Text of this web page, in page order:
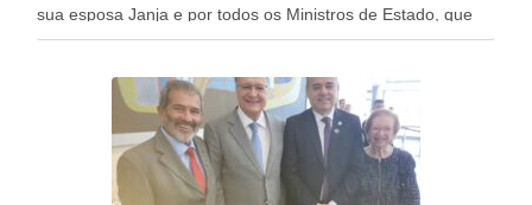
sua esposa Janja e por todos os Ministros de Estado, que
estavam presentes, nos Desfiles da Independência da
outros desfiles, na Esplanada dos Ministérios, disse ter sido
o deste ano, o maior e o mais organizado de todos. “Há
quatro décadas, como Patriota até no nome, participo
anualmente dos desfiles de Sete de Setembro, na
Esplanada dos Ministérios, em Brasília. Este ano, o governo